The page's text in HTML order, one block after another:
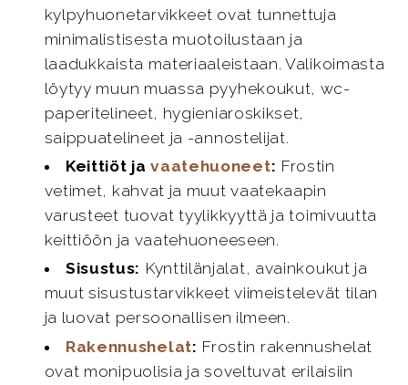
kylpyhuonetarvikkeet ovat tunnettuja
minimalistisesta muotoilustaan ja
laadukkaista materiaaleistaan. Valikoimasta
löytyy muun muassa pyyhekoukut, wc-
paperitelineet, hygieniaroskikset,
saippuatelineet ja -annostelijat.
Keittiöt javaatehuoneet: Frostin
vetimet, kahvat ja muut vaatekaapin
varusteet tuovat tyylikkyyttä ja toimivuutta
keittiöön ja vaatehuoneeseen.
Sisustus: Kynttilänjalat, avainkoukut ja
muut sisustustarvikkeet viimeistelevät tilan
ja luovat persoonallisen ilmeen.
Rakennushelat: Frostin rakennushelat
ovat monipuolisia ja soveltuvat erilaisiin